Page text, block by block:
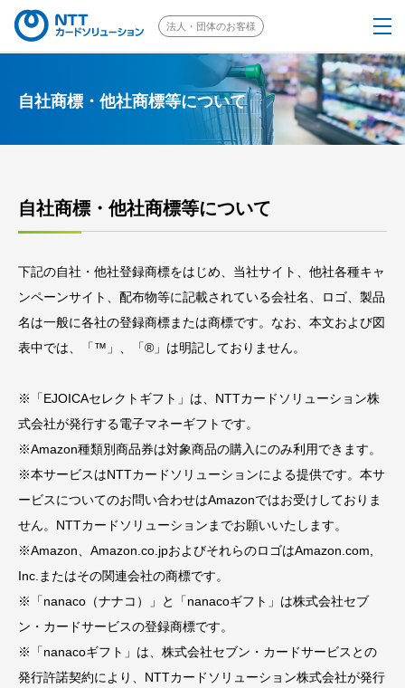
法人・団体のお客様
採用事例
よくあるご質問
個人のお客様はこちら
お問い合わせ
自社商標・他社商標等について
自社商標・他社商標等について
下記の自社・他社登録商標をはじめ、当社サイト、他社各種キャ
ンペーンサイト、配布物等に記載されている会社名、ロゴ、製品
名は一般に各社の登録商標または商標です。なお、本文および図
表中では、「™」、「®」は明記しておりません。
※「EJOICAセレクトギフト」は、NTTカードソリューション株
式会社が発行する電子マネーギフトです。
※Amazon種類別商品券は対象商品の購入にのみ利用できます。
※本サービスはNTTカードソリューションによる提供です。本サ
ービスについてのお問い合わせはAmazonではお受けしておりま
せん。NTTカードソリューションまでお願いいたします。
※Amazon、Amazon.co.jpおよびそれらのロゴはAmazon.com,
Inc.またはその関連会社の商標です。
※「nanaco（ナナコ）」と「nanacoギフト」は株式会社セブ
ン・カードサービスの登録商標です。
※「nanacoギフト」は、株式会社セブン・カードサービスとの
発行許諾契約により、NTTカードソリューション株式会社が発行